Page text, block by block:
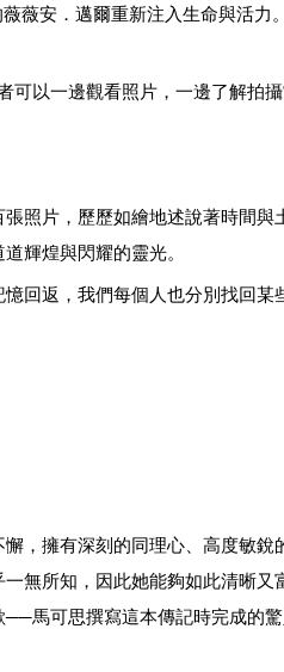
薇安．邁爾重新注入生命與活力
以一邊觀看照片，一邊了解拍攝
照片，歷歷如繪地述說著時間與
輝煌與閃耀的靈光。
回返，我們每個人也分別找回某
，擁有深刻的同理心、高度敏銳
無所知，因此她能夠如此清晰又
馬可思撰寫這本傳記時完成的驚